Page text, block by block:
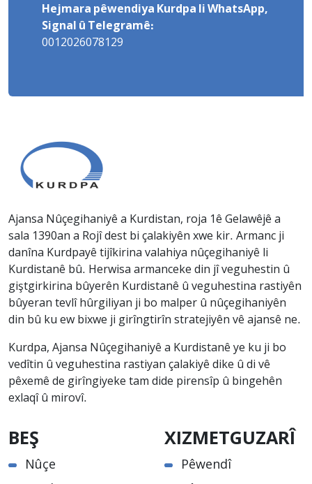
Hejmara pêwendiya Kurdpa li WhatsApp,
Signal û Telegramê:
0012026078129
Ajansa Nûçegihaniyê a Kurdistan, roja 1ê Gelawêjê a
sala 1390an a Rojî dest bi çalakiyên xwe kir. Armanc ji
danîna Kurdpayê tijîkirina valahiya nûçegihaniyê li
Kurdistanê bû. Herwisa armanceke din jî veguhestin û
giştgirkirina bûyerên Kurdistanê û veguhestina rastiyên
bûyeran tevlî hûrgiliyan ji bo malper û nûçegihaniyên
din bû ku ew bixwe ji girîngtirîn stratejiyên vê ajansê ne.
Kurdpa, Ajansa Nûçegihaniyê a Kurdistanê ye ku ji bo
vedîtin û veguhestina rastiyan çalakiyê dike û di vê
pêxemê de girîngiyeke tam dide pirensîp û bingehên
exlaqî û mirovî.
BEŞ
Nûçe
XIZMETGUZARÎ
Pêwendî